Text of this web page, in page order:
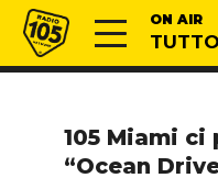
Vai al contenuto
Radio 105 ON AIR
105 Miami ci
“Ocean